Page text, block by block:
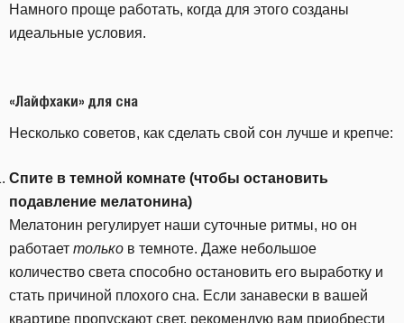
Намного проще работать, когда для этого созданы
идеальные условия.
«Лайфхаки» для сна
Несколько советов, как сделать свой сон лучше и крепче:
Спите в темной комнате (чтобы остановить
подавление мелатонина)
Мелатонин регулирует наши суточные ритмы, но он
работает только в темноте. Даже небольшое
количество света способно остановить его выработку и
стать причиной плохого сна. Если занавески в вашей
квартире пропускают свет, рекомендую вам приобрести